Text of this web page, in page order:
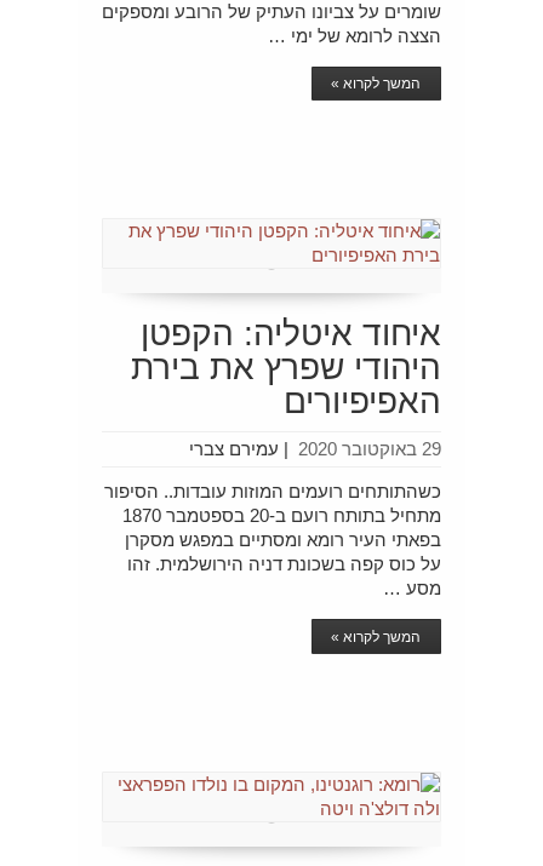
שומרים על צביונו העתיק של הרובע ומספקים
הצצה לרומא של ימי …
המשך לקרוא »
איחוד איטליה: הקפטן
היהודי שפרץ את בירת
האפיפיורים
עמירם צברי | 29 באוקטובר 2020
כשהתותחים רועמים המוזות עובדות.. הסיפור
מתחיל בתותח רועם ב-20 בספטמבר 1870
בפאתי העיר רומא ומסתיים במפגש מסקרן
על כוס קפה בשכונת דניה הירושלמית. זהו
מסע …
המשך לקרוא »